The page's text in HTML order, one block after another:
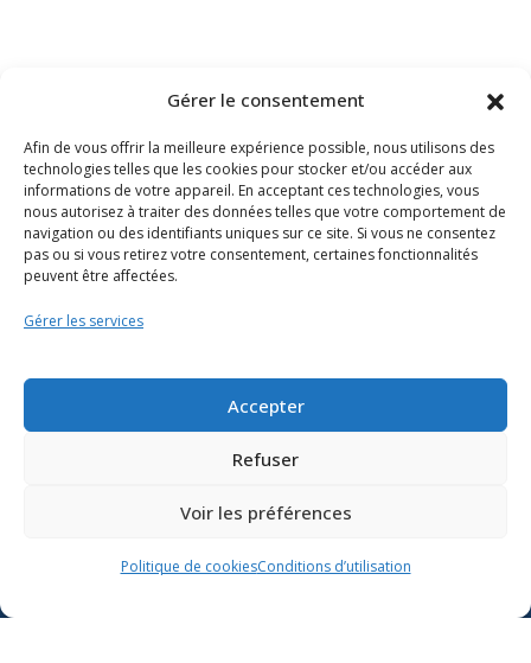
Gérer le consentement
Afin de vous offrir la meilleure expérience possible, nous utilisons des
technologies telles que les cookies pour stocker et/ou accéder aux
informations de votre appareil. En acceptant ces technologies, vous
nous autorisez à traiter des données telles que votre comportement de
navigation ou des identifiants uniques sur ce site. Si vous ne consentez
pas ou si vous retirez votre consentement, certaines fonctionnalités
peuvent être affectées.
Gérer les services
Accepter
Refuser
Voir les préférences
Politique de cookiesConditions d’utilisation
Soutien scolaire
Formation
ministère de l’Éducation sur